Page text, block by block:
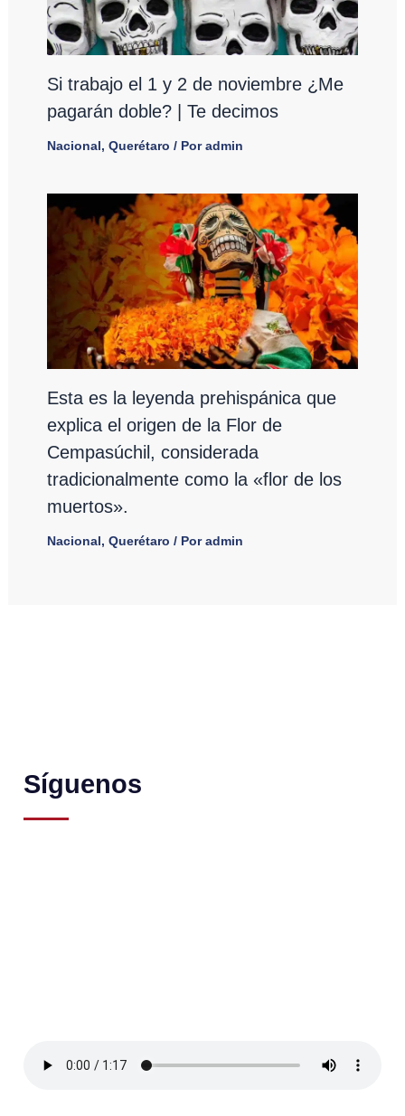
Si trabajo el 1 y 2 de noviembre ¿Me
pagarán doble? | Te decimos
Nacional, Querétaro / Poradmin
Esta es la leyenda prehispánica que
explica el origen de la Flor de
Cempasúchil, considerada
tradicionalmente como la «flor de los
muertos».
Nacional, Querétaro / Poradmin
Síguenos